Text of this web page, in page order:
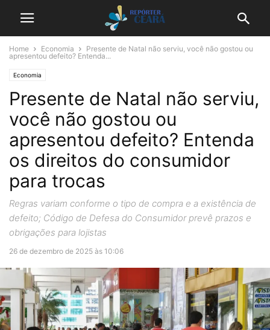
Home Economia
Presente de Natal não serviu, você não gostou ou
apresentou defeito? Entenda...
Economia
Presente de Natal não serviu,
você não gostou ou
apresentou defeito? Entenda
os direitos do consumidor
para trocas
Regras variam conforme o tipo de compra e a existência de
defeito; Código de Defesa do Consumidor prevê prazos e
obrigações para lojistas
26 de dezembro de 2025 às 10:06